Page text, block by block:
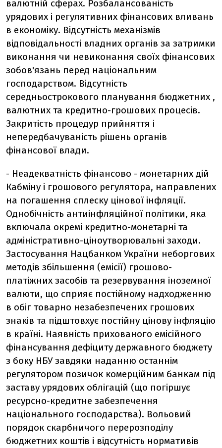
валютній сферах. Розбалансованість
урядових і регулятивних фінансових вливань
в економіку. Відсутність механізмів
відповідальності владних органів за затримки
виконання чи невиконання своїх фінансових
зобов'язань перед національним
господарством. Відсутність
середньострокового планування бюджетних ,
валютних та кредитно-грошових процесів.
Закритість процедур прийняття і
непередбачуваність рішень органів
фінансової влади.
- Неадекватність фінансово - монетарних дій
Кабміну і грошового регулятора, направлених
на погашення сплеску цінової інфляції.
Однобічність антиінфляційної політики, яка
включала окремі кредитно-монетарні та
адміністративно-ціноутворювальні заходи.
Застосування Нацбанком України неборгових
методів збільшення (емісії) грошово-
платіжних засобів та резервування іноземної
валюти, що сприяє постійному надходженню
в обіг товарно незабезпечених грошових
знаків та підштовхує постійну цінову інфляцію
в країні. Наявність прихованого емісійного
фінансування дефіциту державного бюджету
з боку НБУ завдяки наданню останнім
регулятором позичок комерційним банкам під
заставу урядових облігацій (що погіршує
ресурсно-кредитне забезпечення
національного господарства). Вольовий
порядок скарбничого перерозподілу
бюджетних коштів і відсутність нормативів